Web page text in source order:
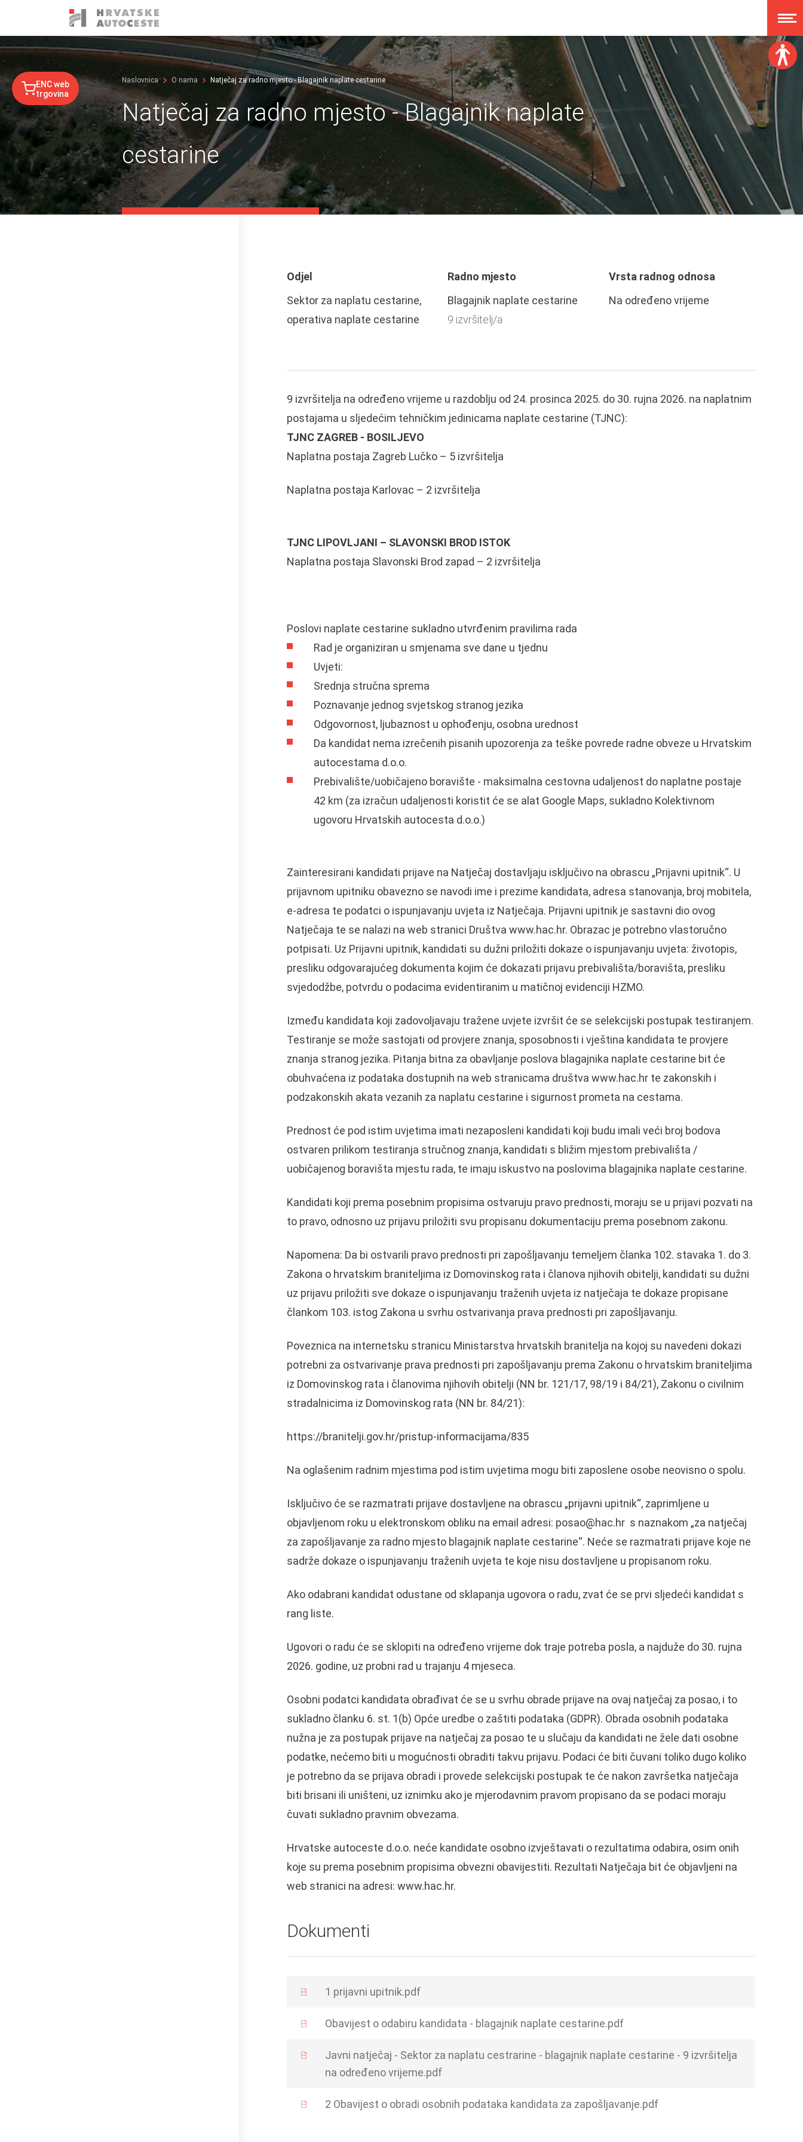
Veličina fonta:
A A
Disleksija:
Kontrast:
Poništi izmjene
ENC web
trgovina
Naslovnica O nama Natječaj za radno mjesto - Blagajnik naplate cestarine
Natječaj za radno mjesto - Blagajnik naplate
cestarine
Odjel
Sektor za naplatu cestarine,
operativa naplate cestarine
Radno mjesto
Blagajnik naplate cestarine
9 izvršitelj/a
Vrsta radnog odnosa
Na određeno vrijeme
9 izvršitelja na određeno vrijeme u razdoblju od 24. prosinca 2025. do 30. rujna 2026. na naplatnim
postajama u sljedećim tehničkim jedinicama naplate cestarine (TJNC):
TJNC ZAGREB - BOSILJEVO
Naplatna postaja Zagreb Lučko – 5 izvršitelja
Naplatna postaja Karlovac – 2 izvršitelja
TJNC LIPOVLJANI – SLAVONSKI BROD ISTOK
Naplatna postaja Slavonski Brod zapad – 2 izvršitelja
Poslovi naplate cestarine sukladno utvrđenim pravilima rada
Rad je organiziran u smjenama sve dane u tjednu
Uvjeti:
Srednja stručna sprema
Poznavanje jednog svjetskog stranog jezika
Odgovornost, ljubaznost u ophođenju, osobna urednost
Da kandidat nema izrečenih pisanih upozorenja za teške povrede radne obveze u Hrvatskim
autocestama d.o.o.
Prebivalište/uobičajeno boravište - maksimalna cestovna udaljenost do naplatne postaje
42 km (za izračun udaljenosti koristit će se alat Google Maps, sukladno Kolektivnom
ugovoru Hrvatskih autocesta d.o.o.)
Zainteresirani kandidati prijave na Natječaj dostavljaju isključivo na obrascu „Prijavni upitnik“. U
prijavnom upitniku obavezno se navodi ime i prezime kandidata, adresa stanovanja, broj mobitela,
e-adresa te podatci o ispunjavanju uvjeta iz Natječaja. Prijavni upitnik je sastavni dio ovog
Natječaja te se nalazi na web stranici Društva www.hac.hr. Obrazac je potrebno vlastoručno
potpisati. Uz Prijavni upitnik, kandidati su dužni priložiti dokaze o ispunjavanju uvjeta: životopis,
presliku odgovarajućeg dokumenta kojim će dokazati prijavu prebivališta/boravišta, presliku
svjedodžbe, potvrdu o podacima evidentiranim u matičnoj evidenciji HZMO.
Između kandidata koji zadovoljavaju tražene uvjete izvršit će se selekcijski postupak testiranjem.
Testiranje se može sastojati od provjere znanja, sposobnosti i vještina kandidata te provjere
znanja stranog jezika. Pitanja bitna za obavljanje poslova blagajnika naplate cestarine bit će
obuhvaćena iz podataka dostupnih na web stranicama društva www.hac.hr te zakonskih i
podzakonskih akata vezanih za naplatu cestarine i sigurnost prometa na cestama.
Prednost će pod istim uvjetima imati nezaposleni kandidati koji budu imali veći broj bodova
ostvaren prilikom testiranja stručnog znanja, kandidati s bližim mjestom prebivališta /
uobičajenog boravišta mjestu rada, te imaju iskustvo na poslovima blagajnika naplate cestarine.
Kandidati koji prema posebnim propisima ostvaruju pravo prednosti, moraju se u prijavi pozvati na
to pravo, odnosno uz prijavu priložiti svu propisanu dokumentaciju prema posebnom zakonu.
Napomena: Da bi ostvarili pravo prednosti pri zapošljavanju temeljem članka 102. stavaka 1. do 3.
Zakona o hrvatskim braniteljima iz Domovinskog rata i članova njihovih obitelji, kandidati su dužni
uz prijavu priložiti sve dokaze o ispunjavanju traženih uvjeta iz natječaja te dokaze propisane
člankom 103. istog Zakona u svrhu ostvarivanja prava prednosti pri zapošljavanju.
Poveznica na internetsku stranicu Ministarstva hrvatskih branitelja na kojoj su navedeni dokazi
potrebni za ostvarivanje prava prednosti pri zapošljavanju prema Zakonu o hrvatskim braniteljima
iz Domovinskog rata i članovima njihovih obitelji (NN br. 121/17, 98/19 i 84/21), Zakonu o civilnim
stradalnicima iz Domovinskog rata (NN br. 84/21):
https://branitelji.gov.hr/pristup-informacijama/835
Na oglašenim radnim mjestima pod istim uvjetima mogu biti zaposlene osobe neovisno o spolu.
Isključivo će se razmatrati prijave dostavljene na obrascu „prijavni upitnik“, zaprimljene u
objavljenom roku u elektronskom obliku na email adresi: posao@hac.hr s naznakom „za natječaj
za zapošljavanje za radno mjesto blagajnik naplate cestarine“. Neće se razmatrati prijave koje ne
sadrže dokaze o ispunjavanju traženih uvjeta te koje nisu dostavljene u propisanom roku.
Ako odabrani kandidat odustane od sklapanja ugovora o radu, zvat će se prvi sljedeći kandidat s
rang liste.
Ugovori o radu će se sklopiti na određeno vrijeme dok traje potreba posla, a najduže do 30. rujna
2026. godine, uz probni rad u trajanju 4 mjeseca.
Osobni podatci kandidata obrađivat će se u svrhu obrade prijave na ovaj natječaj za posao, i to
sukladno članku 6. st. 1(b) Opće uredbe o zaštiti podataka (GDPR). Obrada osobnih podataka
nužna je za postupak prijave na natječaj za posao te u slučaju da kandidati ne žele dati osobne
podatke, nećemo biti u mogućnosti obraditi takvu prijavu. Podaci će biti čuvani toliko dugo koliko
je potrebno da se prijava obradi i provede selekcijski postupak te će nakon završetka natječaja
biti brisani ili uništeni, uz iznimku ako je mjerodavnim pravom propisano da se podaci moraju
čuvati sukladno pravnim obvezama.
Hrvatske autoceste d.o.o. neće kandidate osobno izvještavati o rezultatima odabira, osim onih
koje su prema posebnim propisima obvezni obavijestiti. Rezultati Natječaja bit će objavljeni na
web stranici na adresi: www.hac.hr.
Dokumenti
1 prijavni upitnik.pdf
Obavijest o odabiru kandidata - blagajnik naplate cestarine.pdf
Javni natječaj - Sektor za naplatu cestrarine - blagajnik naplate cestarine - 9 izvršitelja
na određeno vrijeme.pdf
2 Obavijest o obradi osobnih podataka kandidata za zapošljavanje.pdf